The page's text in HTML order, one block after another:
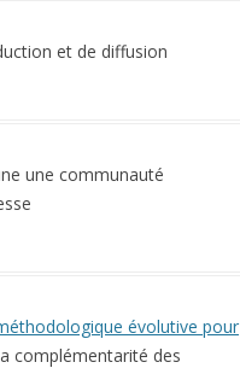
et de diffusion
une communauté
évolutive pour
complémentarité des